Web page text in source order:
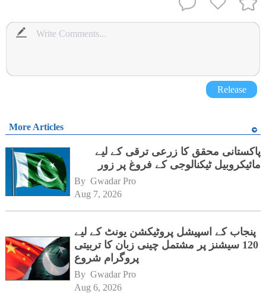
Release
More Articles
پاکستانی محقق کا زرعی ترقی کے لیے
مائیکروبیل ٹیکنالوجی کے فروغ پر زور
By Gwadar Pro
Aug 7, 2026
پنجاب کے اسپیشل پروٹیکشن یونٹ کے لیے
120 سیشنز پر مشتمل چینی زبان کا تربیتی
پروگرام شروع
By Gwadar Pro
Aug 6, 2026